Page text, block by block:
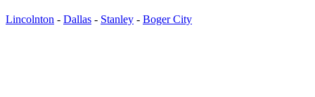
Lincolnton - Dallas - Stanley - Boger City